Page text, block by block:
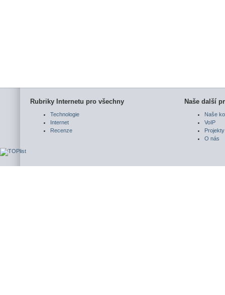
Rubriky Internetu pro všechny
Technologie
Internet
Recenze
Naše další
Naše
VoIP
Projekty
O nás